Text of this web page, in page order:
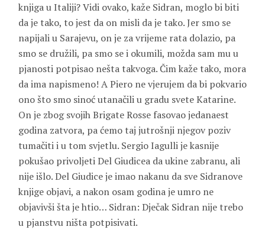
knjiga u Italiji? Vidi ovako, kaže Sidran, moglo bi biti
da je tako, to jest da on misli da je tako. Jer smo se
napijali u Sarajevu, on je za vrijeme rata dolazio, pa
smo se družili, pa smo se i okumili, možda sam mu u
pjanosti potpisao nešta takvoga. Čim kaže tako, mora
da ima napismeno! A Piero ne vjerujem da bi pokvario
ono što smo sinoć utanačili u gradu svete Katarine.
On je zbog svojih Brigate Rosse fasovao jedanaest
godina zatvora, pa ćemo taj jutrošnji njegov poziv
tumačiti i u tom svjetlu. Sergio Iagulli je kasnije
pokušao privoljeti Del Giudicea da ukine zabranu, ali
nije išlo. Del Giudice je imao nakanu da sve Sidranove
knjige objavi, a nakon osam godina je umro ne
objavivši šta je htio… Sidran: Dječak Sidran nije trebo
u pjanstvu ništa potpisivati.